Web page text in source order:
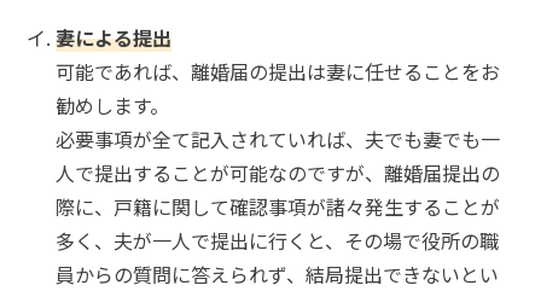
妻による提出
可能であれば、離婚届の提出は妻に任せることをお
勧めします。
必要事項が全て記入されていれば、夫でも妻でも一
人で提出することが可能なのですが、離婚届提出の
際に、戸籍に関して確認事項が諸々発生することが
多く、夫が一人で提出に行くと、その場で役所の職
員からの質問に答えられず、結局提出できないとい